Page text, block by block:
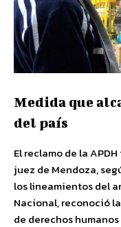
Medida que
del país
El reclamo de la
juez de Mendoza,
los lineamientos del
Nacional, reconoció
de derechos